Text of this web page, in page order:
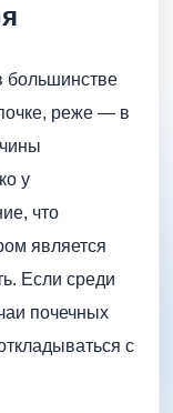
большинстве
реже — в
у
что
является
Если среди
почечных
с